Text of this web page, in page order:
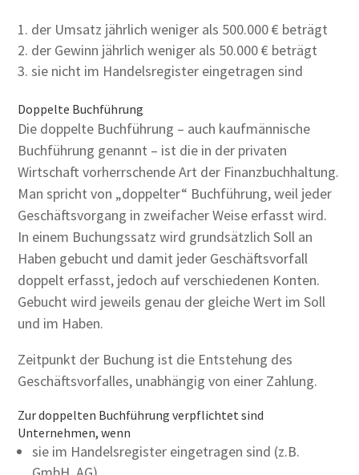
der Umsatz jährlich weniger als 500.000 € beträgt
der Gewinn jährlich weniger als 50.000 € beträgt
sie nicht im Handelsregister eingetragen sind
Doppelte Buchführung
Die doppelte Buchführung – auch kaufmännische
Buchführung genannt – ist die in der privaten
Wirtschaft vorherrschende Art der Finanzbuchhaltung.
Man spricht von „doppelter“ Buchführung, weil jeder
Geschäftsvorgang in zweifacher Weise erfasst wird.
In einem Buchungssatz wird grundsätzlich Soll an
Haben gebucht und damit jeder Geschäftsvorfall
doppelt erfasst, jedoch auf verschiedenen Konten.
Gebucht wird jeweils genau der gleiche Wert im Soll
und im Haben.
Zeitpunkt der Buchung ist die Entstehung des
Geschäftsvorfalles, unabhängig von einer Zahlung.
Zur doppelten Buchführung verpflichtet sind
Unternehmen, wenn
sie im Handelsregister eingetragen sind (z.B.